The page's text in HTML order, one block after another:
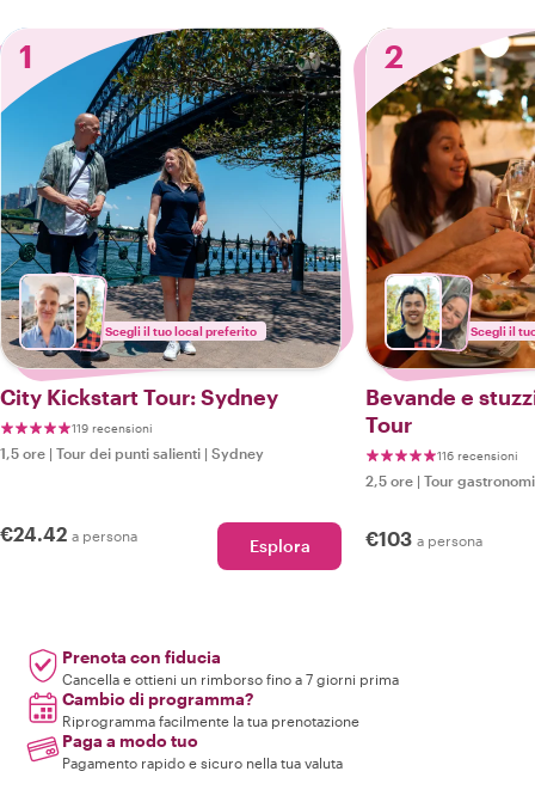
1
Scegli il tuo local preferito
City Kickstart Tour: Sydney
119 recensioni
1,5 ore | Tour dei punti salienti | Sydney
€24.42 a persona Esplora
2
Scegli il
Bevande e
Tour
116 recensioni
2,5 ore | Tour
€103 a persona
Prenota con fiducia
Cancella e ottieni un rimborso fino a 7 giorni prima
Cambio di programma?
Riprogramma facilmente la tua prenotazione
Paga a modo tuo
Pagamento rapido e sicuro nella tua valuta